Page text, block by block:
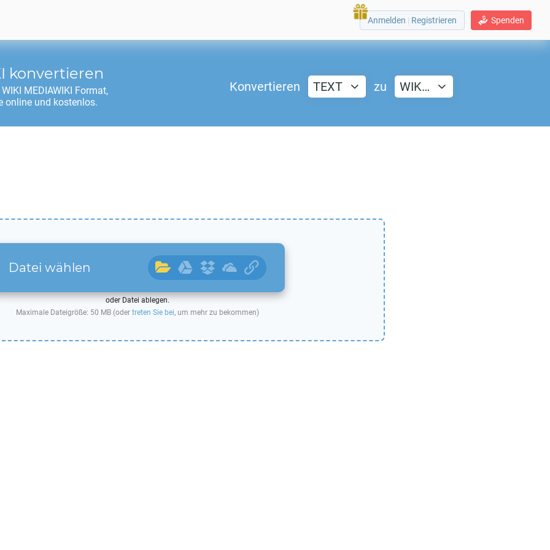
Spenden
Anmelden | Registrieren
konvertieren
WIKI MEDIAWIKI Format,
online und kostenlos.
Konvertieren TEXT zu WIK…
Datei wählen
oder Datei ablegen.
Maximale Dateigröße: 50 MB (oder treten Sie bei, um mehr zu bekommen)